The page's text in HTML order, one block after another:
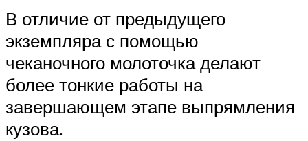
В отличие от предыдущего
экземпляра с помощью
чеканочного молоточка делают
более тонкие работы на
завершающем этапе выпрямления
кузова.